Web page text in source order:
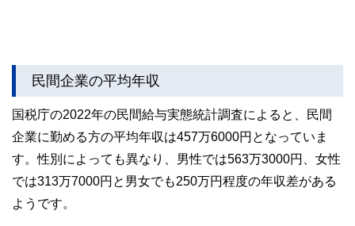
民間企業の平均年収
国税庁の2022年の民間給与実態統計調査によると、民間
企業に勤める方の平均年収は457万6000円となっていま
す。性別によっても異なり、男性では563万3000円、女性
では313万7000円と男女でも250万円程度の年収差がある
ようです。